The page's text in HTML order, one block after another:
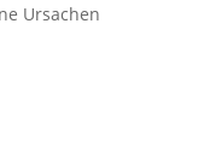
Ursachen